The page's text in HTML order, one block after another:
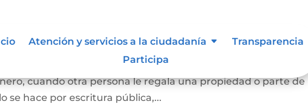
Atención y servicios a la ciudadanía
Transparencia
Participa
una persona se convierta en dueña de una vivienda, lote,
cuando otra persona le regala una propiedad o parte de
se hace por escritura pública,...